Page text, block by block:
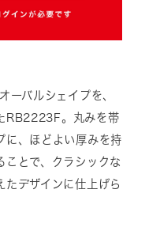
ーバルシェイプを、
RB2223F。丸みを帯
に、ほどよい厚みを持
ことで、クラシックな
たデザインに仕上げら